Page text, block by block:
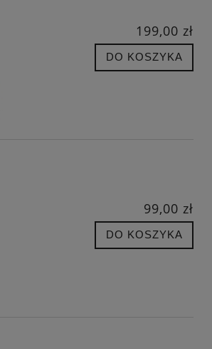
199,00 zł
DO KOSZYKA
99,00 zł
DO KOSZYKA